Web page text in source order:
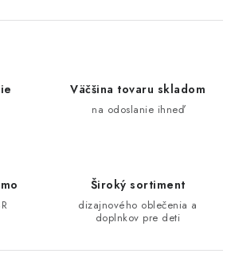
Väčšina tovaru skladom
na odoslanie ihneď
Široký sortiment
dizajnového oblečenia a
doplnkov pre deti